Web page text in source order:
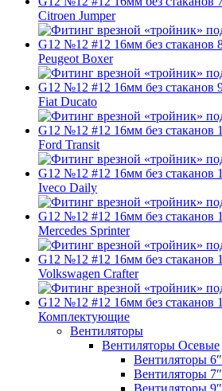
Citroen Jumper
Peugeot Boxer
Fiat Ducato
Ford Transit
Iveco Daily
Mercedes Sprinter
Volkswagen Crafter
Комплектующие
Вентиляторы
Вентиляторы Осевые
Вентиляторы 6″
Вентиляторы 7″
Вентиляторы 9″